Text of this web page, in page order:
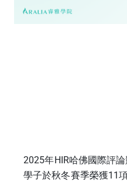
2025年HIR哈佛國際評
學子於秋冬賽季榮獲11